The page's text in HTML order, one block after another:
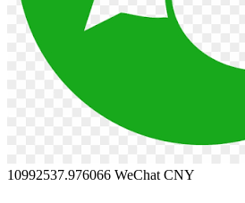
10992537.976066 WeChat CNY